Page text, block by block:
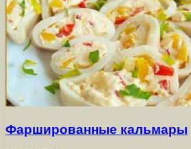
Фаршированные кальмары